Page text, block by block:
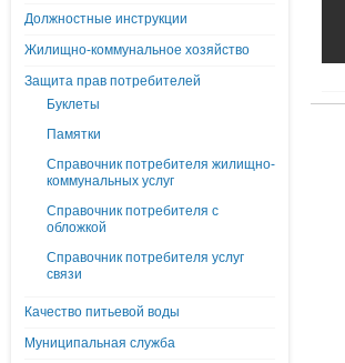
Должностные инструкции
Жилищно-коммунальное хозяйство
Защита прав потребителей
Буклеты
Памятки
Справочник потребителя жилищно-
коммунальных услуг
Справочник потребителя с
обложкой
Справочник потребителя услуг
связи
Качество питьевой воды
Муниципальная служба